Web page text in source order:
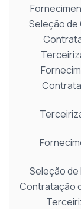
Seleção de
Seleção de
Contratação